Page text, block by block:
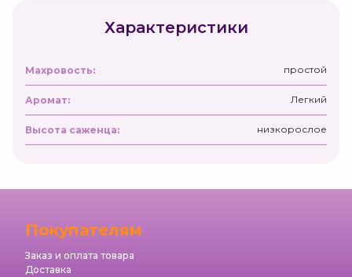
Характеристики
Махровость: простой
Аромат: Легкий
Высота саженца: низкорослое
Покупателям
Заказ и оплата товара
Доставка